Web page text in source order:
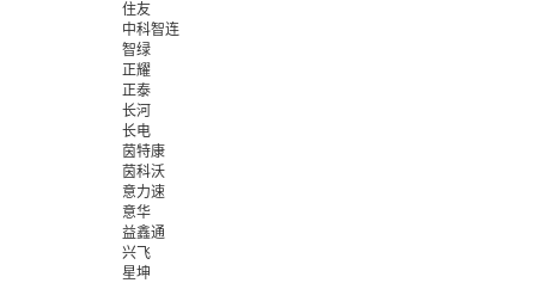
住友
中科智连
智绿
正耀
正泰
长河
长电
茵特康
茵科沃
意力速
意华
益鑫通
兴飞
星坤